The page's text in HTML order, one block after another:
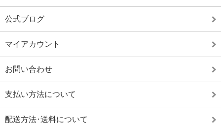
公式ブログ
マイアカウント
お問い合わせ
支払い方法について
配送方法･送料について